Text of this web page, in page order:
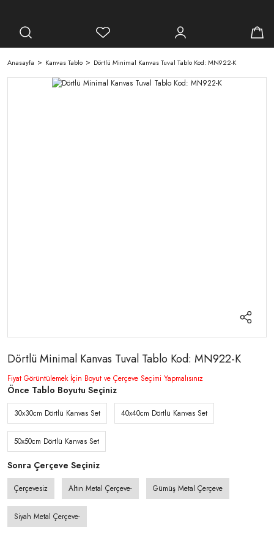
Anasayfa Kanvas Tablo Dörtlü Minimal Kanvas Tuval Tablo Kod: MN922-K
Dörtlü Minimal Kanvas Tuval Tablo Kod: MN922-K
Fiyat Görüntülemek İçin Boyut ve Çerçeve Seçimi Yapmalısınız
Önce Tablo Boyutu Seçiniz
30x30cm Dörtlü Kanvas Set 40x40cm Dörtlü Kanvas Set
50x50cm Dörtlü Kanvas Set
Sonra Çerçeve Seçiniz
Çerçevesiz Altın Metal Çerçeve- Gümüş Metal Çerçeve
Siyah Metal Çerçeve-